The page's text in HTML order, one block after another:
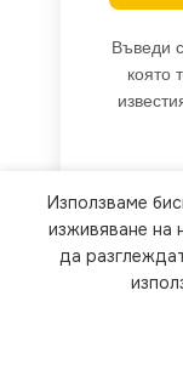
Въведи
която
We use cookies
website. By
ПОВЕЧЕ
Използваме
изживяване на
да